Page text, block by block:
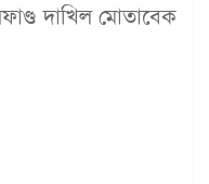
দাখিল মোতাবেক